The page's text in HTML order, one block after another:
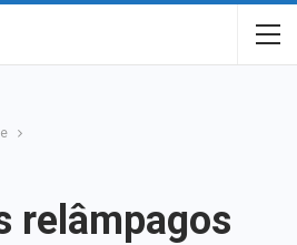
relâmpagos